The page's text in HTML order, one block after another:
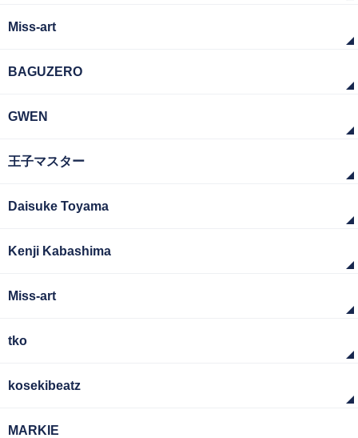
Miss-art
BAGUZERO
GWEN
王子マスター
Daisuke Toyama
Kenji Kabashima
Miss-art
tko
kosekibeatz
MARKIE